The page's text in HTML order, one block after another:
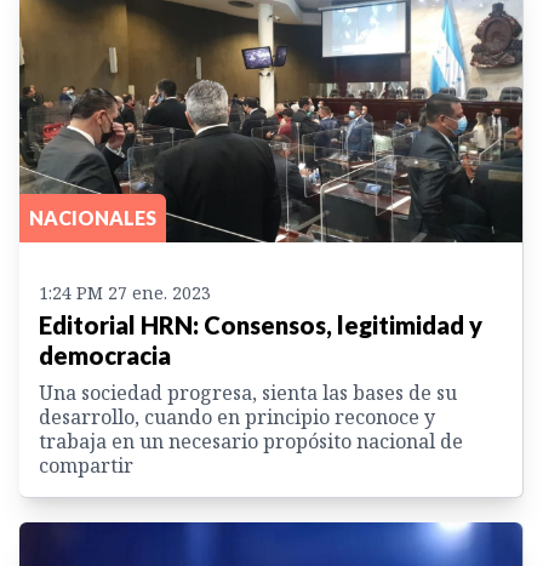
NACIONALES
1:24 PM 27 ene. 2023
Editorial HRN: Consensos, legitimidad y
democracia
Una sociedad progresa, sienta las bases de su
desarrollo, cuando en principio reconoce y
trabaja en un necesario propósito nacional de
compartir